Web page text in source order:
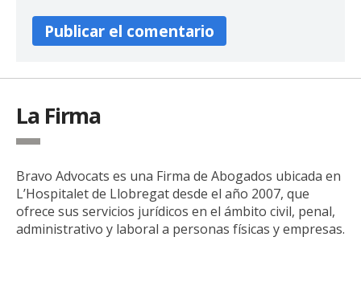
La Firma
Bravo Advocats es una Firma de Abogados ubicada en
L’Hospitalet de Llobregat desde el año 2007, que
ofrece sus servicios jurídicos en el ámbito civil, penal,
administrativo y laboral a personas físicas y empresas.